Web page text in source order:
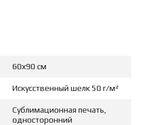
60х90 см
Искусственный шелк 50 г/м²
Сублимационная печать,
односторонний